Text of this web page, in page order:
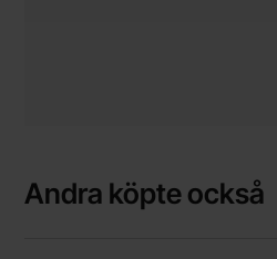
Andra köpte också